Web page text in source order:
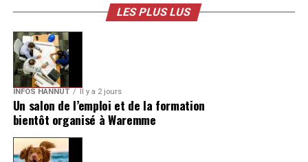
LES PLUS LUS
INFOS HANNUT Il y a 2 jours
Un salon de l’emploi et de la formation
bientôt organisé à Waremme